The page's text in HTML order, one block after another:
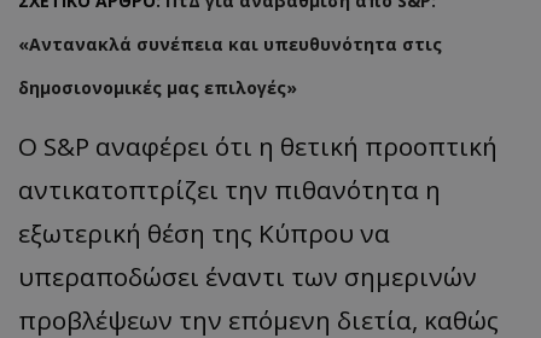
«Αντανακλά συνέπεια και υπευθυνότητα στις
δημοσιονομικές μας επιλογές»
Ο S&P αναφέρει ότι η θετική προοπτική
αντικατοπτρίζει την πιθανότητα η
εξωτερική θέση της Κύπρου να
υπεραποδώσει έναντι των σημερινών
προβλέψεων την επόμενη διετία, καθώς